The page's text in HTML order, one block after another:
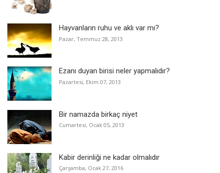
Hayvanların ruhu ve aklı var mı?
Pazar, Temmuz 28, 2013
Ezanı duyan birisi neler yapmalıdır?
Pazartesi, Ekim 07, 2013
Bir namazda birkaç niyet
Cumartesi, Ocak 05, 2013
Kabir derinliği ne kadar olmalıdır
Çarşamba, Ocak 27, 2016